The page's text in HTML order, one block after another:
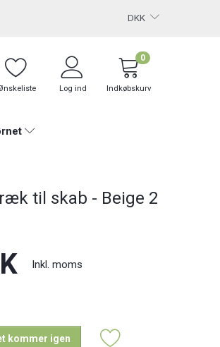
DKK
Log ind Indkøbskurv
0
til skab - Beige 2
Inkl. moms
kommer igen